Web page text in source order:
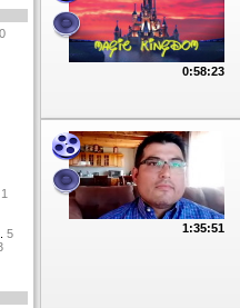
1
5
0:58:23
1:35:51